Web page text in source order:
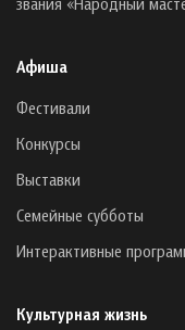
Афиша
Фестивали
Конкурсы
Выставки
Семейные субботы
Интерактивные
Культурная жизнь